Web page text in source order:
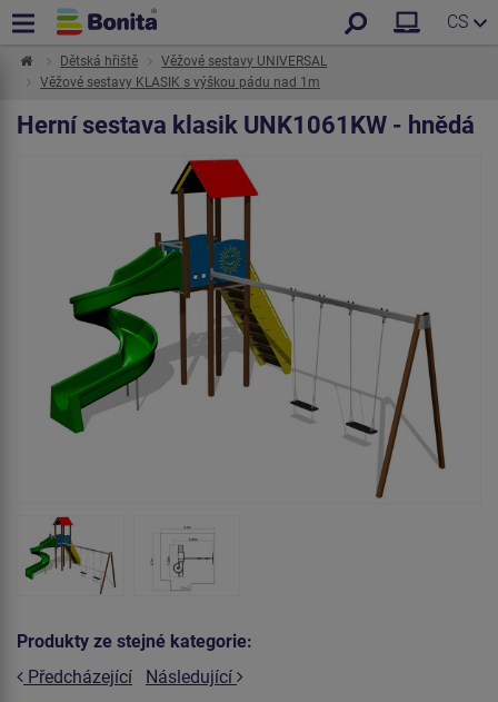
CS
Dětská hřiště
Věžové sestavy UNIVERSAL
Věžové sestavy KLASIK s výškou pádu nad 1m
Herní sestava klasik UNK1061KW - hnědá
Produkty ze stejné kategorie:
Předcházející
Následující